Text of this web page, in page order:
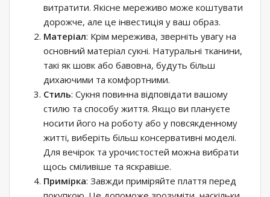
витратити. Якісне мереживо може коштувати
дорожче, але це інвестиція у ваш образ.
Матеріал: Крім мережива, зверніть увагу на
основний матеріал сукні. Натуральні тканини,
такі як шовк або бавовна, будуть більш
дихаючими та комфортними.
Стиль: Сукня повинна відповідати вашому
стилю та способу життя. Якщо ви плануєте
носити його на роботу або у повсякденному
житті, виберіть більш консервативні моделі.
Для вечірок та урочистостей можна вибрати
щось сміливіше та яскравіше.
Примірка: Завжди приміряйте плаття перед